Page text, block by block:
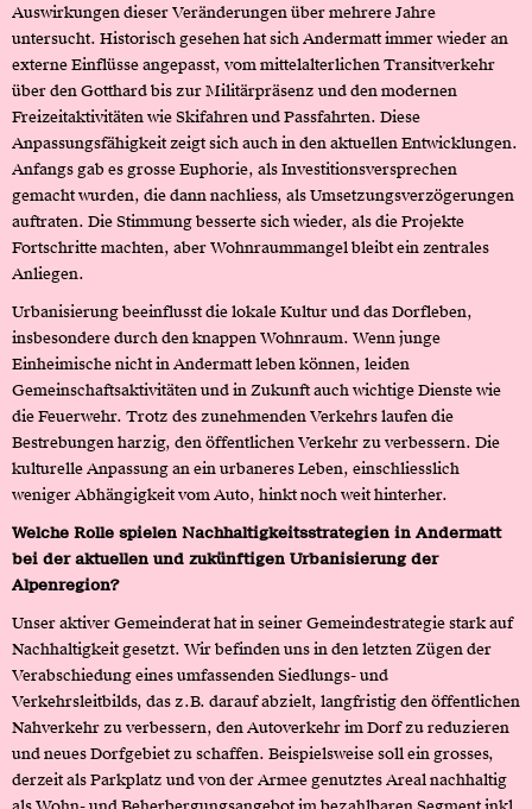
Auswirkungen dieser Veränderungen über mehrere Jahre
untersucht. Historisch gesehen hat sich Andermatt immer wieder an
externe Einflüsse angepasst, vom mittelalterlichen Transitverkehr
über den Gotthard bis zur Militärpräsenz und den modernen
Freizeitaktivitäten wie Skifahren und Passfahrten. Diese
Anpassungsfähigkeit zeigt sich auch in den aktuellen Entwicklungen.
Anfangs gab es grosse Euphorie, als Investitionsversprechen
gemacht wurden, die dann nachliess, als Umsetzungsverzögerungen
auftraten. Die Stimmung besserte sich wieder, als die Projekte
Fortschritte machten, aber Wohnraummangel bleibt ein zentrales
Anliegen.
Urbanisierung beeinflusst die lokale Kultur und das Dorfleben,
insbesondere durch den knappen Wohnraum. Wenn junge
Einheimische nicht in Andermatt leben können, leiden
Gemeinschaftsaktivitäten und in Zukunft auch wichtige Dienste wie
die Feuerwehr. Trotz des zunehmenden Verkehrs laufen die
Bestrebungen harzig, den öffentlichen Verkehr zu verbessern. Die
kulturelle Anpassung an ein urbaneres Leben, einschliesslich
weniger Abhängigkeit vom Auto, hinkt noch weit hinterher.
Welche Rolle spielen Nachhaltigkeitsstrategien in Andermatt
bei der aktuellen und zukünftigen Urbanisierung der
Alpenregion?
Unser aktiver Gemeinderat hat in seiner Gemeindestrategie stark auf
Nachhaltigkeit gesetzt. Wir befinden uns in den letzten Zügen der
Verabschiedung eines umfassenden Siedlungs- und
Verkehrsleitbilds, das z.B. darauf abzielt, langfristig den öffentlichen
Nahverkehr zu verbessern, den Autoverkehr im Dorf zu reduzieren
und neues Dorfgebiet zu schaffen. Beispielsweise soll ein grosses,
derzeit als Parkplatz und von der Armee genutztes Areal nachhaltig